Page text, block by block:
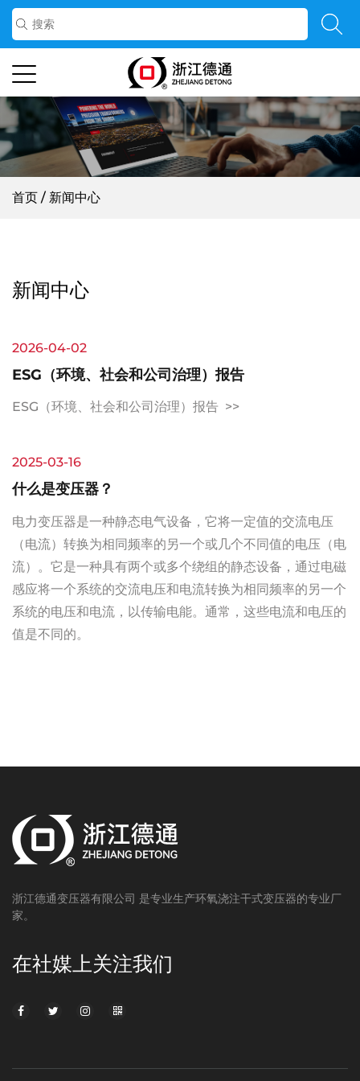
首页 / 新闻中心
新闻中心
2026-04-02
ESG（环境、社会和公司治理）报告
ESG（环境、社会和公司治理）报告 >>
2025-03-16
什么是变压器？
电力变压器是一种静态电气设备，它将一定值的交流电压
（电流）转换为相同频率的另一个或几个不同值的电压（电
流）。它是一种具有两个或多个绕组的静态设备，通过电磁
感应将一个系统的交流电压和电流转换为相同频率的另一个
系统的电压和电流，以传输电能。通常，这些电流和电压的
值是不同的。
浙江德通变压器有限公司 是专业生产环氧浇注干式变压器的专业厂
家。
在社媒上关注我们